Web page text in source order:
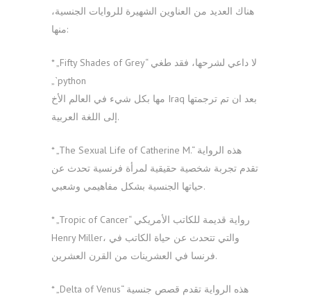
هناك العديد من العناوين الشهيرة للروايات الجنسية،
منها:
* „Fifty Shades of Grey“ لا داعي لشرحها، فقد طغي
„`python
مها بكل شيء في العالم الأخ Iraq بعد ان تم ترجمتها
إلى اللغة العربية.
* „The Sexual Life of Catherine M.“ هذه الرواية
تقدم تجربة شخصية حقيقية لمرأة فرنسية تحدث عن
حياتها الجنسية بشكل مفاهيمي وشعبي.
* „Tropic of Cancer“ رواية قديمة للكاتب الأمريكي
Henry Miller، والتي تتحدث عن حياة الكاتب في
فرنسا في العشرينات من القرن العشرين.
* „Delta of Venus“ هذه الرواية تقدم قصص جنسية